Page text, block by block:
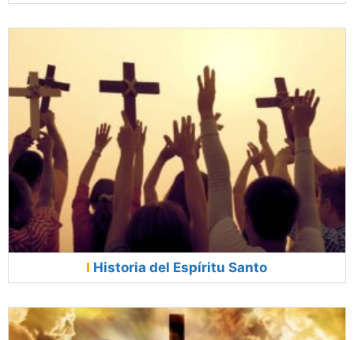
Historia del Espíritu Santo